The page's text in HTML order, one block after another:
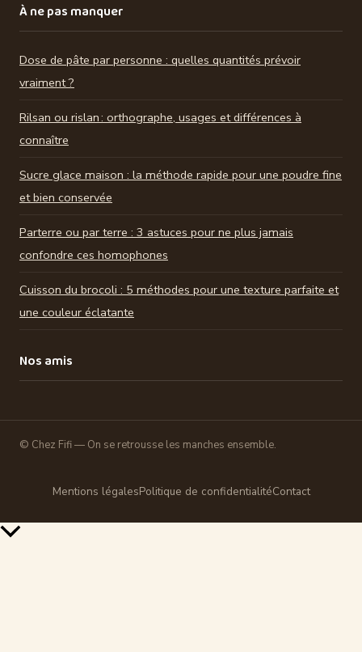
À ne pas manquer
Dose de pâte par personne : quelles quantités prévoir
vraiment ?
Rilsan ou rislan : orthographe, usages et différences à
connaître
Sucre glace maison : la méthode rapide pour une poudre fine
et bien conservée
Parterre ou par terre : 3 astuces pour ne plus jamais
confondre ces homophones
Cuisson du brocoli : 5 méthodes pour une texture parfaite et
une couleur éclatante
Nos amis
© Chez Fifi — On se retrousse les manches ensemble.
Mentions légalesPolitique de confidentialitéContact